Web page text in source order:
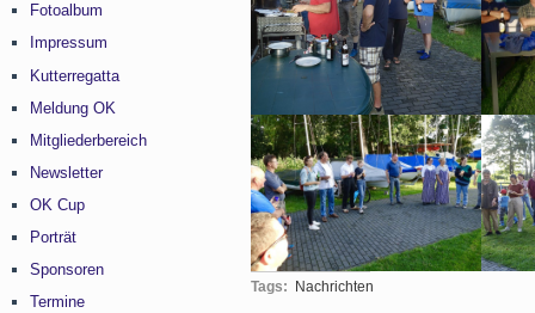
Fotoalbum
Impressum
Kutterregatta
Meldung OK
Mitgliederbereich
Newsletter
OK Cup
Porträt
Sponsoren
Termine
Tags: Nachrichten